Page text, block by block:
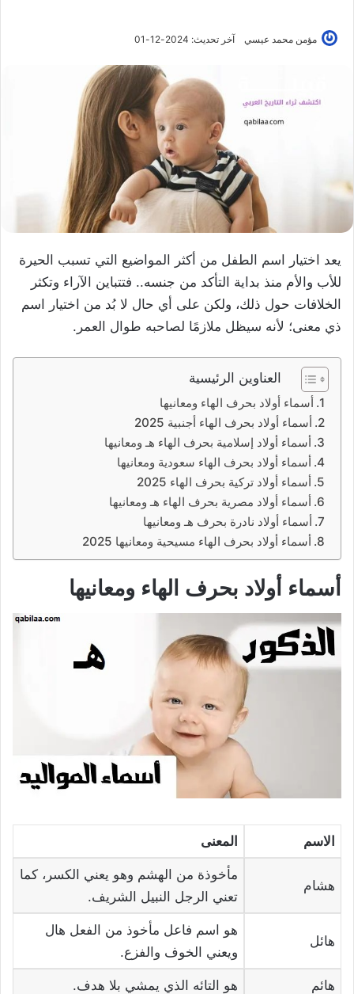
مؤمن محمد عيسي آخر تحديث: 2024-12-01
يعد اختيار اسم الطفل من أكثر المواضيع التي تسبب الحيرة
للأب والأم منذ بداية التأكد من جنسه.. فتتباين الآراء وتكثر
الخلافات حول ذلك، ولكن على أي حال لا بُد من اختيار اسم
ذي معنى؛ لأنه سيظل ملازمًا لصاحبه طوال العمر.
العناوين الرئيسية
أسماء أولاد بحرف الهاء ومعانيها
أسماء أولاد بحرف الهاء أجنبية 2025
أسماء أولاد إسلامية بحرف الهاء هـ ومعانيها
أسماء أولاد بحرف الهاء سعودية ومعانيها
أسماء أولاد تركية بحرف الهاء 2025
أسماء أولاد مصرية بحرف الهاء هـ ومعانيها
أسماء أولاد نادرة بحرف هـ ومعانيها
أسماء أولاد بحرف الهاء مسيحية ومعانيها 2025
أسماء أولاد بحرف الهاء ومعانيها
الاسم المعنى
هشام
مأخوذة من الهشم وهو يعني الكسر، كما
تعني الرجل النبيل الشريف.
هائل
هو اسم فاعل مأخوذ من الفعل هال
ويعني الخوف والفزع.
هائم هو التائه الذي يمشي بلا هدف.